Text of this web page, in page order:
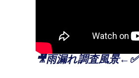
🎥雨漏れ調査風景←✅